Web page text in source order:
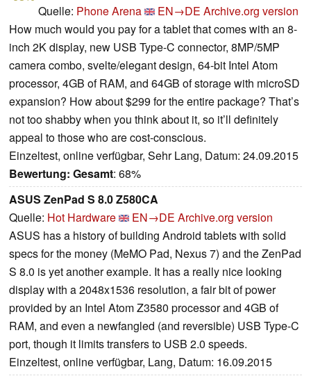
Quelle: Phone Arena EN→DE Archive.org version
How much would you pay for a tablet that comes with an 8-
inch 2K display, new USB Type-C connector, 8MP/5MP
camera combo, svelte/elegant design, 64-bit Intel Atom
processor, 4GB of RAM, and 64GB of storage with microSD
expansion? How about $299 for the entire package? That’s
not too shabby when you think about it, so it’ll definitely
appeal to those who are cost-conscious.
Einzeltest, online verfügbar, Sehr Lang, Datum: 24.09.2015
Bewertung: Gesamt: 68%
ASUS ZenPad S 8.0 Z580CA
Quelle: Hot Hardware EN→DE Archive.org version
ASUS has a history of building Android tablets with solid
specs for the money (MeMO Pad, Nexus 7) and the ZenPad
S 8.0 is yet another example. It has a really nice looking
display with a 2048x1536 resolution, a fair bit of power
provided by an Intel Atom Z3580 processor and 4GB of
RAM, and even a newfangled (and reversible) USB Type-C
port, though it limits transfers to USB 2.0 speeds.
Einzeltest, online verfügbar, Lang, Datum: 16.09.2015